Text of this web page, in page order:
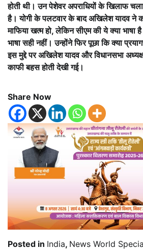
होती थी। उन पेशेवर अपराधियों के खिलाफ
है। योगी के पलटवार के बाद अखिलेश यादव ने
माफिया खत्म हो, लेकिन सीएम की ये क्या भाषा
भाषा सही नहीं। उन्होंने फिर पूछा कि क्या
इस मुद्दे पर अखिलेश यादव और विधानसभा
काफी बहस होती देखी गई।
Share Now
Posted in India, News World